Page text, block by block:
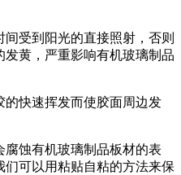
受到阳光的直接照射，否则
黄，严重影响有机玻璃制品
的快速挥发而使胶面周边发
蚀有机玻璃制品板材的表
可以用粘贴自粘的方法来保